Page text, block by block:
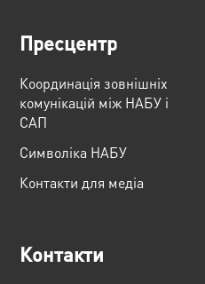
Пресцентр
Координація зовнішніх
комунікацій між НАБУ і
САП
Cимволіка НАБУ
Контакти для медіа
Контакти